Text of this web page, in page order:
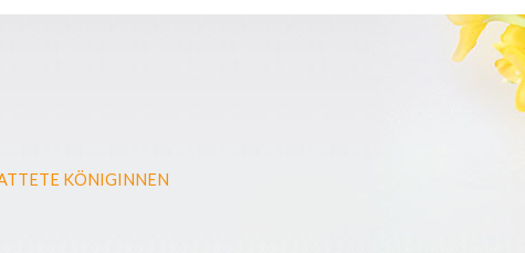
KÖNIGINNEN